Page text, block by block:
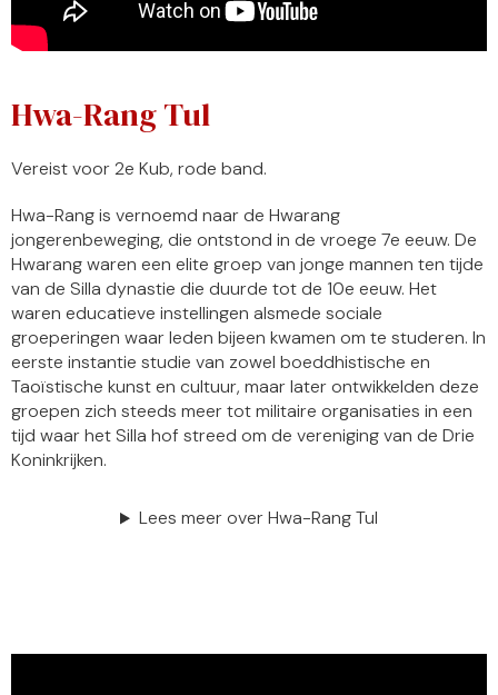
Hwa-Rang Tul
Vereist voor 2e Kub, rode band.
Hwa-Rang is vernoemd naar de Hwarang
jongerenbeweging, die ontstond in de vroege 7e eeuw. De
Hwarang waren een elite groep van jonge mannen ten tijde
van de Silla dynastie die duurde tot de 10e eeuw. Het
waren educatieve instellingen alsmede sociale
groeperingen waar leden bijeen kwamen om te studeren. In
eerste instantie studie van zowel boeddhistische en
Taoïstische kunst en cultuur, maar later ontwikkelden deze
groepen zich steeds meer tot militaire organisaties in een
tijd waar het Silla hof streed om de vereniging van de Drie
Koninkrijken.
Lees meer over Hwa-Rang Tul